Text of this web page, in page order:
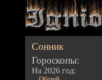
Сонник
Гороскопы:
На 2026 год: